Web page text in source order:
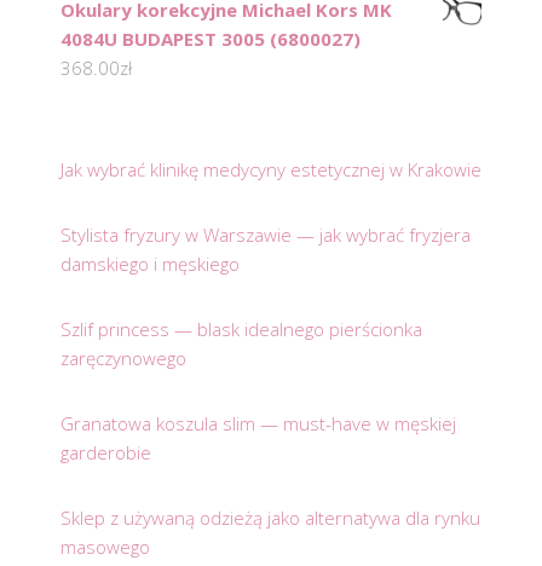
Okulary korekcyjne Michael Kors MK
4084U BUDAPEST 3005 (6800027)
368.00zł
Jak wybrać klinikę medycyny estetycznej w Krakowie
Stylista fryzury w Warszawie — jak wybrać fryzjera
damskiego i męskiego
Szlif princess — blask idealnego pierścionka
zaręczynowego
Granatowa koszula slim — must-have w męskiej
garderobie
Sklep z używaną odzieżą jako alternatywa dla rynku
masowego